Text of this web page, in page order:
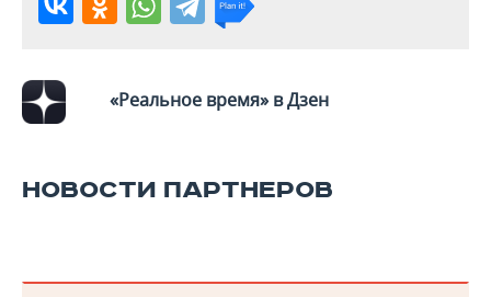
«Реальное время» в Дзен
НОВОСТИ ПАРТНЕРОВ